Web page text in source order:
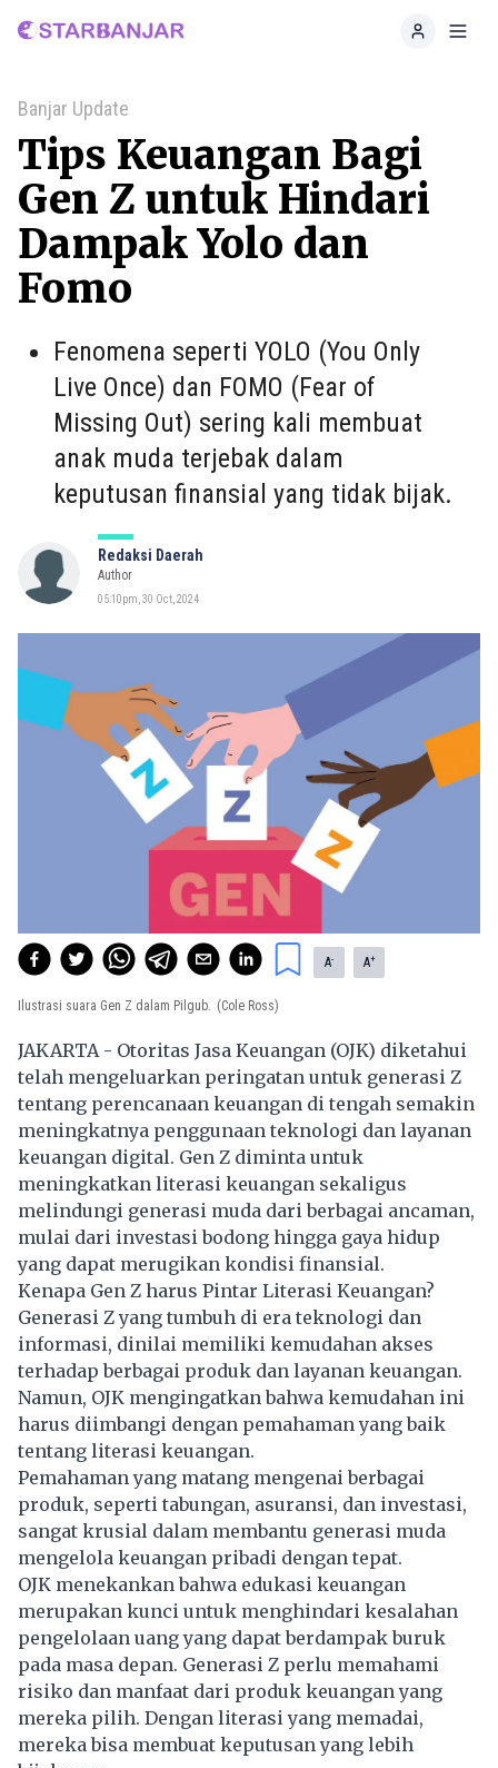
Home
Banjar Update
Tips Keuangan Bagi
Gen Z untuk Hindari
Dampak Yolo dan
Fomo
Fenomena seperti YOLO (You Only
Live Once) dan FOMO (Fear of
Missing Out) sering kali membuat
anak muda terjebak dalam
keputusan finansial yang tidak bijak.
Redaksi Daerah
Author
05:10pm, 30 Oct, 2024
A- A+
Ilustrasi suara Gen Z dalam Pilgub. (Cole Ross)
JAKARTA - Otoritas Jasa Keuangan (OJK) diketahui
telah mengeluarkan peringatan untuk generasi Z
tentang perencanaan keuangan di tengah semakin
meningkatnya penggunaan teknologi dan layanan
keuangan digital. Gen Z diminta untuk
meningkatkan literasi keuangan sekaligus
melindungi generasi muda dari berbagai ancaman,
mulai dari investasi bodong hingga gaya hidup
yang dapat merugikan kondisi finansial.
Kenapa Gen Z harus Pintar Literasi Keuangan?
Generasi Z yang tumbuh di era teknologi dan
informasi, dinilai memiliki kemudahan akses
terhadap berbagai produk dan layanan keuangan.
Namun, OJK mengingatkan bahwa kemudahan ini
harus diimbangi dengan pemahaman yang baik
tentang literasi keuangan.
Pemahaman yang matang mengenai berbagai
produk, seperti tabungan, asuransi, dan investasi,
sangat krusial dalam membantu generasi muda
mengelola keuangan pribadi dengan tepat.
OJK menekankan bahwa edukasi keuangan
merupakan kunci untuk menghindari kesalahan
pengelolaan uang yang dapat berdampak buruk
pada masa depan. Generasi Z perlu memahami
risiko dan manfaat dari produk keuangan yang
mereka pilih. Dengan literasi yang memadai,
mereka bisa membuat keputusan yang lebih